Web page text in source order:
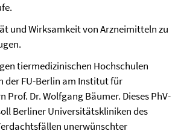
und Wirksamkeit von Arzneimitteln zu
tiermedizinischen Hochschulen
der FU-Berlin am Institut für
Dr. Wolfgang Bäumer. Dieses PhV-
Berliner Universitätskliniken des
unerwünschter